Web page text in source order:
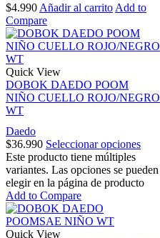
$4.990 Añadir al carrito Add to
Compare
Quick View
DOBOK DAEDO POOM
NIÑO CUELLO ROJO/NEGRO
WT
Daedo
$36.990 Seleccionar opciones
Este producto tiene múltiples
variantes. Las opciones se pueden
elegir en la página de producto
Add to Compare
Quick View